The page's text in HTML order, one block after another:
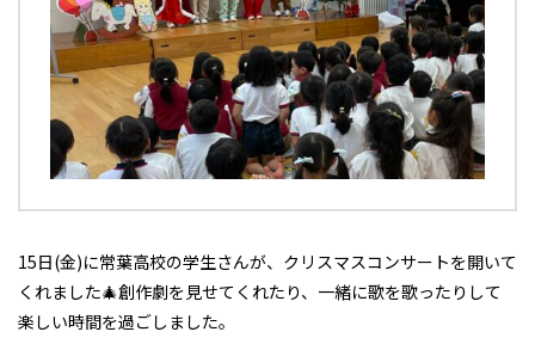
15日(金)に常葉高校の学生さんが、クリスマスコンサートを開いて
くれました🎄創作劇を見せてくれたり、一緒に歌を歌ったりして
楽しい時間を過ごしました。